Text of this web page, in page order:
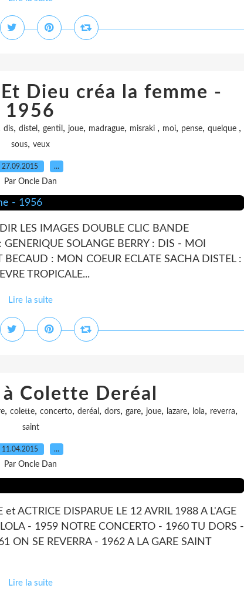
Dieu créa la femme -
1956
dis, distel, gentil , joue, madrague, misraki , moi, pense, quelque ,
sous, veux
27.09.2015 …
Par Oncle Dan
LES IMAGES DOUBLE CLIC BANDE
SOLANGE BERRY : DIS - MOI
BECAUD : MON COEUR ECLATE SACHA DISTEL :
TROPICALE...
Lire la suite
Colette Deréal
, colette, concerto, deréal , dors, gare, joue, lazare, lola, reverra,
saint
11.04.2015 …
Par Oncle Dan
ACTRICE DISPARUE LE 12 AVRIL 1988 A L'AGE
- 1959 NOTRE CONCERTO - 1960 TU DORS -
ON SE REVERRA - 1962 A LA GARE SAINT
Lire la suite